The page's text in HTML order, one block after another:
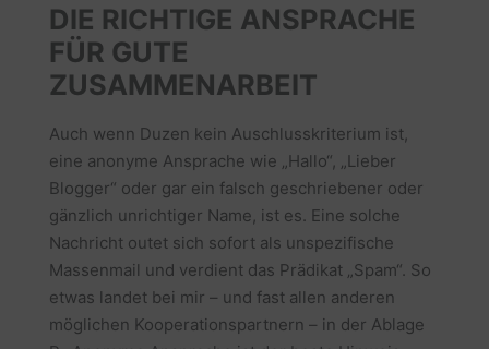
DIE RICHTIGE ANSPRACHE
FÜR GUTE
ZUSAMMENARBEIT
Auch wenn Duzen kein Auschlusskriterium ist,
eine anonyme Ansprache wie „Hallo“, „Lieber
Blogger“ oder gar ein falsch geschriebener oder
gänzlich unrichtiger Name, ist es. Eine solche
Nachricht outet sich sofort als unspezifische
Massenmail und verdient das Prädikat „Spam“. So
etwas landet bei mir – und fast allen anderen
möglichen Kooperationspartnern – in der Ablage